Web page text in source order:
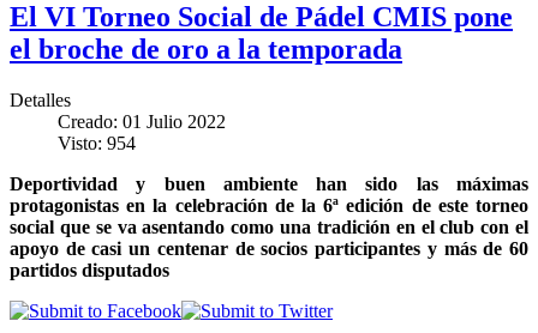
El VI Torneo Social de Pádel CMIS pone
el broche de oro a la temporada
Detalles
Creado: 01 Julio 2022
Visto: 954
Deportividad y buen ambiente han sido las máximas
protagonistas en la celebración de la 6ª edición de este torneo
social que se va asentando como una tradición en el club con el
apoyo de casi un centenar de socios participantes y más de 60
partidos disputados